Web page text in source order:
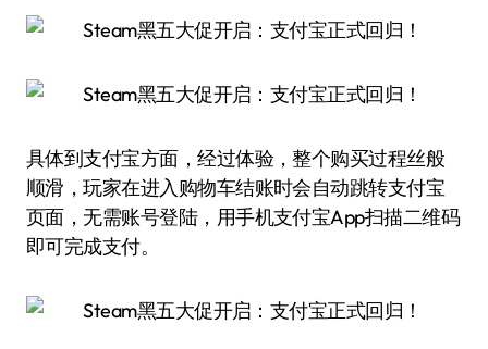
具体到支付宝方面，经过体验，整个购买过程丝般
顺滑，玩家在进入购物车结账时会自动跳转支付宝
页面，无需账号登陆，用手机支付宝App扫描二维码
即可完成支付。